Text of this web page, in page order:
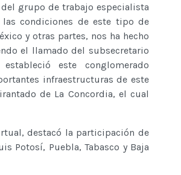
grupo de trabajo especialista
condiciones de este tipo de
y otras partes, nos ha hecho
el llamado del subsecretario
este conglomerado
infraestructuras de este
de La Concordia, el cual
destacó la participación de
Potosí, Puebla, Tabasco y Baja